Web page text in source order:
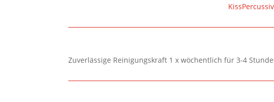
Zuverlässige Reinigungskraft 1 x wöchentlich für 3-4